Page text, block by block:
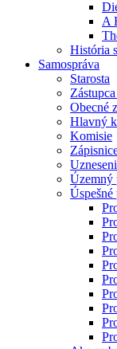
A
História
Samospráva
Starosta
Obecné
Hlavný
Komisie
Územný